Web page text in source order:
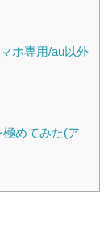
ホ専用/au以外
めてみた(ア